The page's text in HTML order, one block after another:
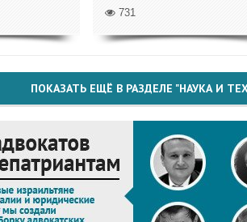
731
ПОКАЗАТЬ ЕЩЁ В РАЗДЕЛЕ "НАУКА И